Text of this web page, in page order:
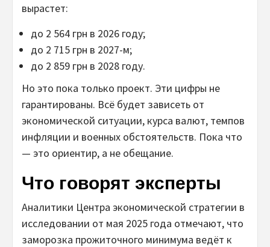
вырастет:
до 2 564 грн в 2026 году;
до 2 715 грн в 2027-м;
до 2 859 грн в 2028 году.
Но это пока только проект. Эти цифры не
гарантированы. Всё будет зависеть от
экономической ситуации, курса валют, темпов
инфляции и военных обстоятельств. Пока что
— это ориентир, а не обещание.
Что говорят эксперты
Аналитики Центра экономической стратегии в
исследовании от мая 2025 года отмечают, что
заморозка прожиточного минимума ведёт к